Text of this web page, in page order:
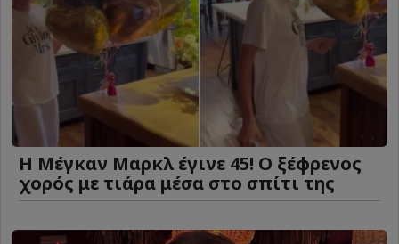
Η Μέγκαν Μαρκλ έγινε 45! Ο ξέφρενος
χορός με τιάρα μέσα στο σπίτι της